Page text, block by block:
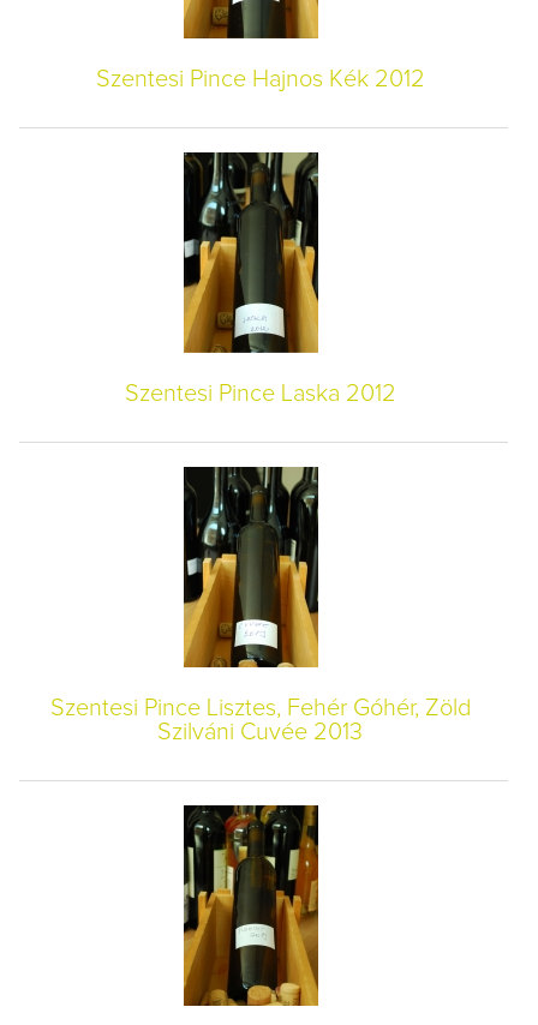
Szentesi Pince Hajnos Kék 2012
Szentesi Pince Laska 2012
Szentesi Pince Lisztes, Fehér Góhér, Zöld
Szilváni Cuvée 2013